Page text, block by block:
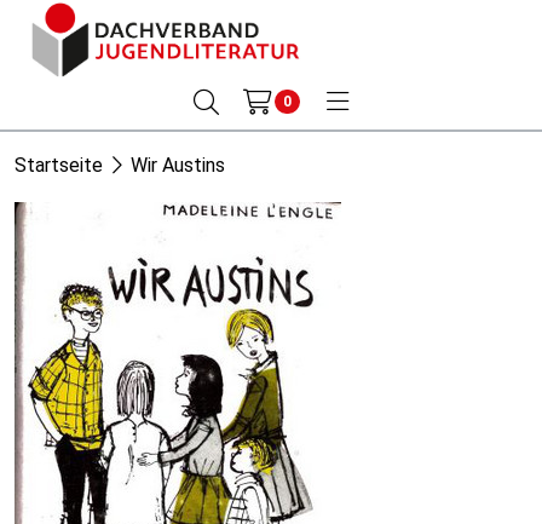
0
Startseite Wir Austins